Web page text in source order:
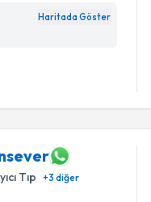
Haritada Göster
Tıp +3 diğer